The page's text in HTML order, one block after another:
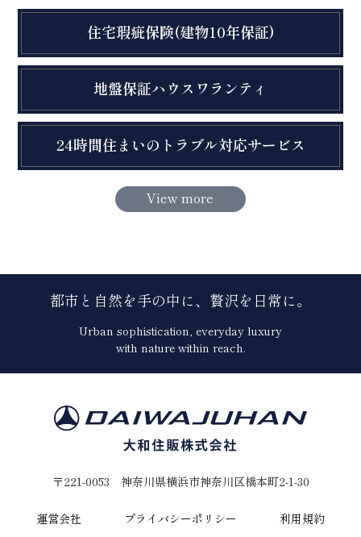
住宅瑕疵保険(建物10年保証)
地盤保証ハウスワランティ
24時間住まいのトラブル対応サービス
View more
都市と自然を手の中に、贅沢を日常に。
Urban sophistication, everyday luxury
with nature within reach.
〒221-0053 神奈川県横浜市神奈川区橋本町2-1-30
運営会社 プライバシーポリシー 利用規約